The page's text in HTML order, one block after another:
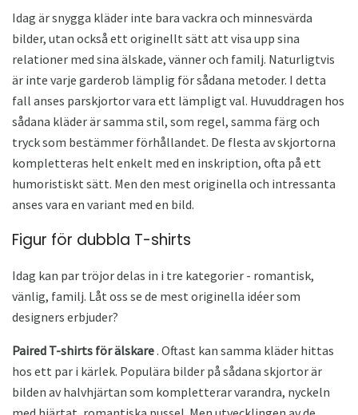
Idag är snygga kläder inte bara vackra och minnesvärda
bilder, utan också ett originellt sätt att visa upp sina
relationer med sina älskade, vänner och familj. Naturligtvis
är inte varje garderob lämplig för sådana metoder. I detta
fall anses parskjortor vara ett lämpligt val. Huvuddragen hos
sådana kläder är samma stil, som regel, samma färg och
tryck som bestämmer förhållandet. De flesta av skjortorna
kompletteras helt enkelt med en inskription, ofta på ett
humoristiskt sätt. Men den mest originella och intressanta
anses vara en variant med en bild.
Figur för dubbla T-shirts
Idag kan par tröjor delas in i tre kategorier - romantisk,
vänlig, familj. Låt oss se de mest originella idéer som
designers erbjuder?
Paired T-shirts för älskare. Oftast kan samma kläder hittas
hos ett par i kärlek. Populära bilder på sådana skjortor är
bilden av halvhjärtan som kompletterar varandra, nyckeln